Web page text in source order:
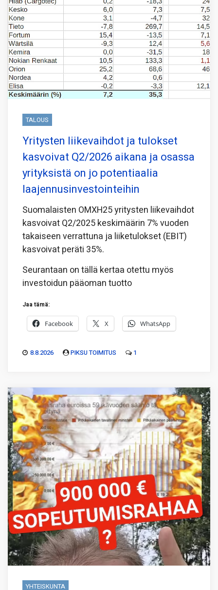
TALOUS
Yritysten liikevaihdot ja tulokset
kasvoivat Q2/2026 aikana ja osassa
yrityksistä on jo potentiaalia
laajennusinvestointeihin
Suomalaisten OMXH25 yritysten liikevaihdot
kasvoivat Q2/2025 keskimäärin 7% vuoden
takaiseen verrattuna ja liiketulokset (EBIT)
kasvoivat peräti 35%.
Seurantaan on tällä kertaa otettu myös
investoidun pääoman tuotto
Jaa tämä:
Facebook X WhatsApp
8.8.2026 PIKSU TOIMITUS 1
YHTEISKUNTA